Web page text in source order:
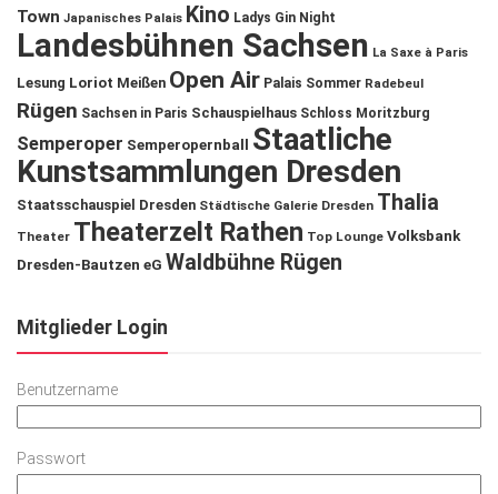
Town Japanisches Palais Kino Ladys Gin Night
Landesbühnen Sachsen La Saxe à Paris
Lesung Loriot Meißen Open Air Palais Sommer Radebeul
Rügen Sachsen in Paris Schauspielhaus Schloss Moritzburg
Semperoper Semperopernball
Staatliche
Kunstsammlungen Dresden
Staatsschauspiel Dresden Städtische Galerie Dresden Thalia
Theater Theaterzelt Rathen Top Lounge Volksbank
Dresden-Bautzen eG Waldbühne Rügen
Mitglieder Login
Benutzername
Passwort